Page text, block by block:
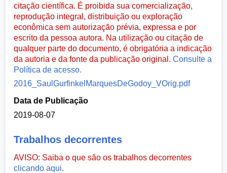
citação científica. É proibida sua comercialização,
reprodução integral, distribuição ou exploração
econômica sem autorização prévia, expressa e por
escrito da pessoa autora. Na utilização ou citação de
qualquer parte do documento, é obrigatória a indicação
da autoria e da fonte da publicação original.Consulte a
Política de acesso.
2016_SaulGurfinkelMarquesDeGodoy_VOrig.pdf
Data de Publicação
2019-08-07
Trabalhos decorrentes
AVISO: Saiba o que são os trabalhos decorrentes
clicando aqui.